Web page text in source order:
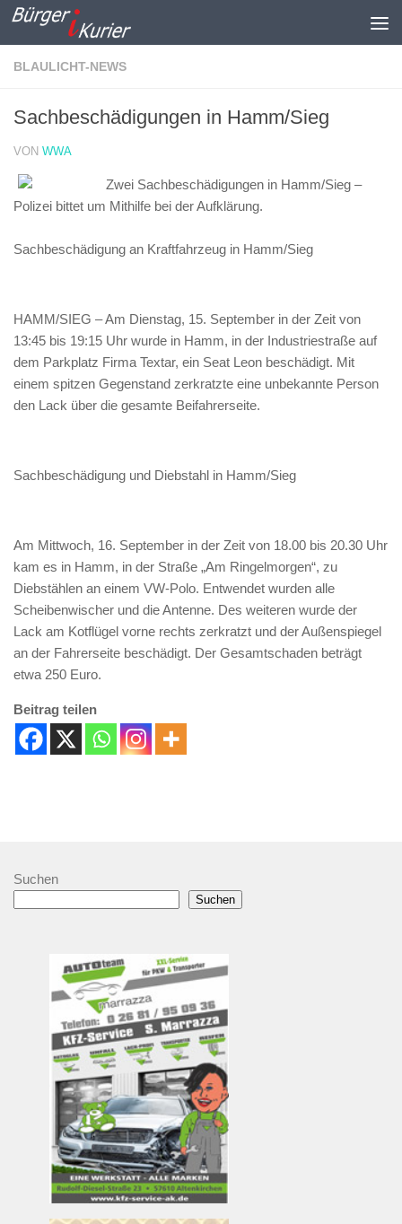
Zum Inhalt springen
BLAULICHT-NEWS
Sachbeschädigungen in Hamm/Sieg
VON WWA
Zwei Sachbeschädigungen in Hamm/Sieg –
Polizei bittet um Mithilfe bei der Aufklärung.
Sachbeschädigung an Kraftfahrzeug in Hamm/Sieg
HAMM/SIEG – Am Dienstag, 15. September in der Zeit von
13:45 bis 19:15 Uhr wurde in Hamm, in der Industriestraße auf
dem Parkplatz Firma Textar, ein Seat Leon beschädigt. Mit
einem spitzen Gegenstand zerkratzte eine unbekannte Person
den Lack über die gesamte Beifahrerseite.
Sachbeschädigung und Diebstahl in Hamm/Sieg
Am Mittwoch, 16. September in der Zeit von 18.00 bis 20.30 Uhr
kam es in Hamm, in der Straße „Am Ringelmorgen“, zu
Diebstählen an einem VW-Polo. Entwendet wurden alle
Scheibenwischer und die Antenne. Des weiteren wurde der
Lack am Kotflügel vorne rechts zerkratzt und der Außenspiegel
an der Fahrerseite beschädigt. Der Gesamtschaden beträgt
etwa 250 Euro.
Beitrag teilen
Suchen
Suchen